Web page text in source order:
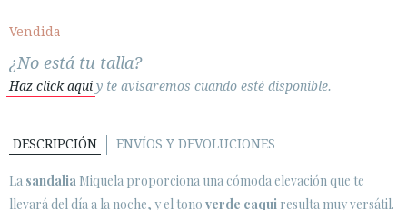
 
SECURE WEB SSL CERTIFICATE © 2026 PURA LOPEZ
Vendida
¿No está tu talla?
Haz click aquíy te avisaremos cuando esté disponible.
DESCRIPCIÓN ENVÍOS Y DEVOLUCIONES
La sandalia Miquela proporciona una cómoda elevación que te
llevará del día a la noche, y el tono verde caqui resulta muy versátil.